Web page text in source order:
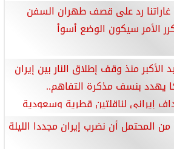
غاراتنا رد على قصف طهران السفن
الأمر سيكون الوضع أسوأ
الأكبر منذ وقف إطلاق النار بين إيران
يهدد بنسف مذكرة التفاهم..
إيرانى لناقلتين قطرية وسعودية
الصراع مجددًا.. وضربات أمريكية
إيران
المحتمل أن نضرب إيران مجددا الليلة